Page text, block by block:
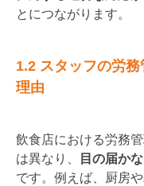
とにつながります。
1.2 スタッフの労
理由
飲食店における労務
は異なり、
目の届か
です。例えば、厨房